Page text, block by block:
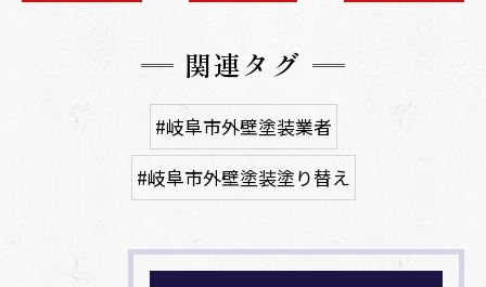
関連タグ
#岐阜市外壁塗装業者
#岐阜市外壁塗装塗り替え